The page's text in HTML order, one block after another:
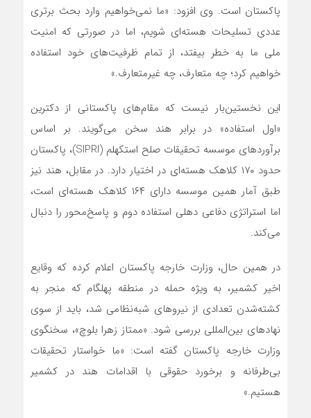
پاکستان است. وی افزود: «ما نمی‌خواهیم وارد بحث برتری
عددی تسلیحات هسته‌ای شویم، اما در صورتی که امنیت
ملی ما به خطر بیفتد، از تمام ظرفیت‌های خود استفاده
خواهیم کرد؛ چه متعارف، چه غیرمتعارف.»
این نخستین‌بار نیست که مقام‌های پاکستانی از دکترین
«اول استفاده» در برابر هند سخن می‌گویند. بر اساس
برآوردهای موسسه تحقیقات صلح استکهلم (SIPRI)، پاکستان
حدود ۱۷۰ کلاهک هسته‌ای در اختیار دارد. در مقابل، هند نیز
طبق آمار همین موسسه دارای ۱۶۴ کلاهک هسته‌ای است،
اما استراتژی دفاعی دهلی استفاده دوم و پاسخ‌محور را دنبال
می‌کند.
در همین حال، وزارت خارجه پاکستان اعلام کرده که وقایع
اخیر کشمیر، به ویژه حمله در منطقه پهلگام که منجر به
کشته‌شدن تعدادی از نیروهای شبه‌نظامی شد، باید از سوی
نهادهای بین‌المللی بررسی شود. «ممتاز زهرا بلوچ»، سخنگوی
وزارت خارجه پاکستان گفته است: «ما خواستار تحقیقات
بی‌طرفانه و برخورد حقوقی با اقدامات هند در کشمیر
هستیم.»